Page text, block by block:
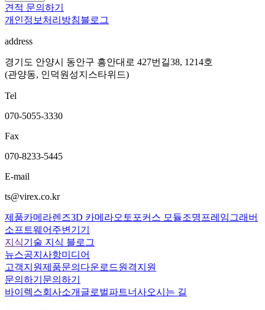
견적 문의하기
개인정보처리방침블로그
address
경기도 안양시 동안구 흥안대로 427번길38, 1214호
(관양동, 인덕원성지스타위드)
Tel
070-5055-3330
Fax
070-8233-5445
E-mail
ts@virex.co.kr
제품카메라렌즈3D 카메라오토포커스 모듈조명 프레임그래버
소프트웨어 주변기기
지식기술 지식 블로그
뉴스공지사항미디어
고객지원제품문의 다운로드원격지원
문의하기 문의하기
바이렉스회사소개 글로벌파트너사오시는 길